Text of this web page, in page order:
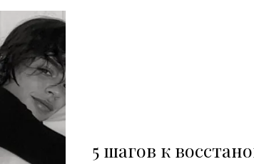
5 шагов к